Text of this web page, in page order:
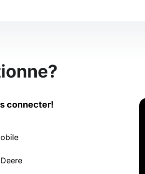
connecter!